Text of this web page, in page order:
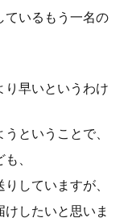
ているもう一名の
り早いというわけ
ということで、
、
していますが、
したいと思いま